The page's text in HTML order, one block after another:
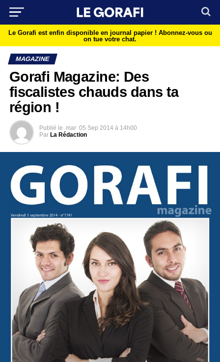
Le Gorafi est enfin disponible en journal papier ! Abonnez-vous ou
on tue votre chat.
MAGAZINE
Gorafi Magazine: Des
fiscalistes chauds dans ta
région !
Publié le mar 05 Sep 2014 à 14h00
Par La Rédaction